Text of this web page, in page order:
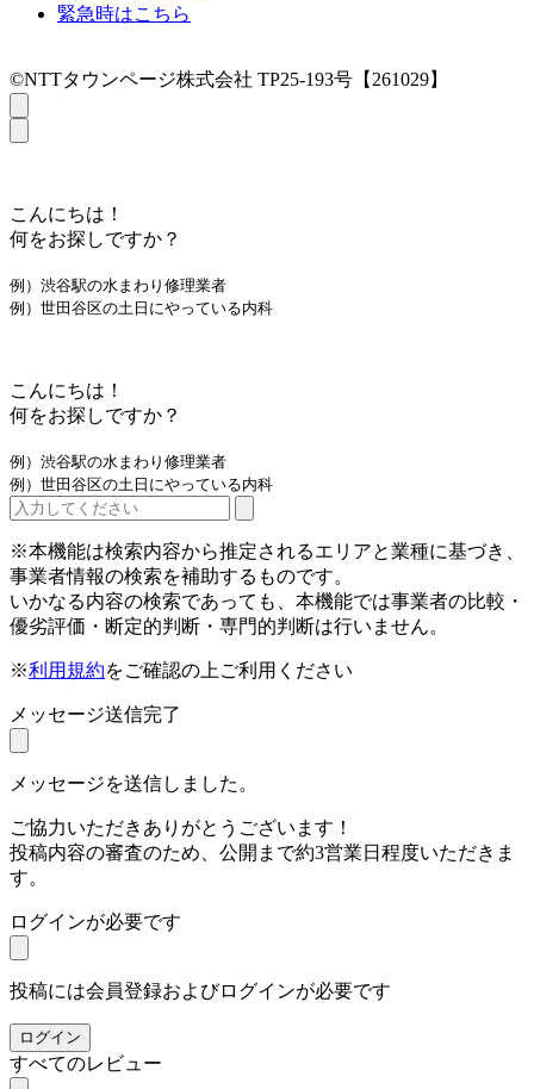
緊急時はこちら
©NTTタウンページ株式会社 TP25-193号【261029】
こんにちは！
何をお探しですか？
例）渋谷駅の水まわり修理業者
例）世田谷区の土日にやっている内科
こんにちは！
何をお探しですか？
例）渋谷駅の水まわり修理業者
例）世田谷区の土日にやっている内科
※本機能は検索内容から推定されるエリアと業種に基づき、
事業者情報の検索を補助するものです。
いかなる内容の検索であっても、本機能では事業者の比較・
優劣評価・断定的判断・専門的判断は行いません。
※利用規約をご確認の上ご利用ください
メッセージ送信完了
メッセージを送信しました。
ご協力いただきありがとうございます！
投稿内容の審査のため、公開まで約3営業日程度いただきま
す。
ログインが必要です
投稿には会員登録およびログインが必要です
ログイン
すべてのレビュー